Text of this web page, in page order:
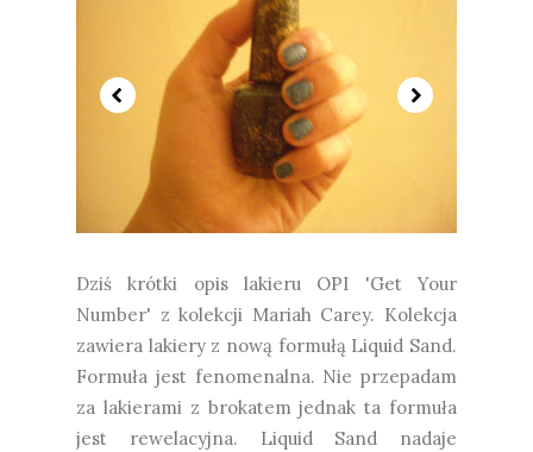
Dziś krótki opis lakieru OPI 'Get Your
Number' z kolekcji Mariah Carey. Kolekcja
zawiera lakiery z nową formułą Liquid Sand.
Formuła jest fenomenalna. Nie przepadam
za lakierami z brokatem jednak ta formuła
jest rewelacyjna. Liquid Sand nadaje